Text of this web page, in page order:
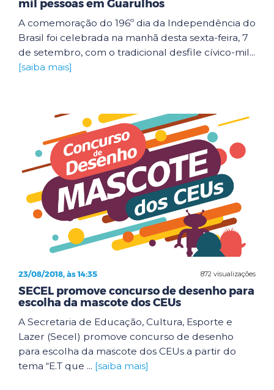
mil pessoas em Guarulhos
A comemoração do 196º dia da Independência do
Brasil foi celebrada na manhã desta sexta-feira, 7
de setembro, com o tradicional desfile cívico-mil...
[saiba mais]
872 visualizações
23/08/2018, às 14:35
SECEL promove concurso de desenho para
escolha da mascote dos CEUs
A Secretaria de Educação, Cultura, Esporte e
Lazer (Secel) promove concurso de desenho
para escolha da mascote dos CEUs a partir do
tema “E.T que ... [saiba mais]